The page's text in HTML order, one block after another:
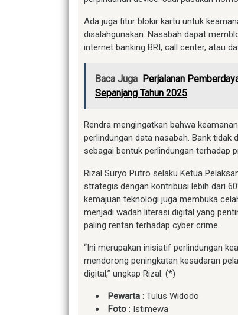
Ada juga fitur blokir kartu untuk
disalahgunakan. Nasabah dapat
internet banking BRI, call center, atau
Baca Juga Perjalanan
Sepanjang Tahun 2025
Rendra mengingatkan bahwa
perlindungan data nasabah. Bank tidak
sebagai bentuk perlindungan terhadap
Rizal Suryo Putro selaku Ketua
strategis dengan kontribusi lebih dari
kemajuan teknologi juga membuka
menjadi wadah literasi digital yang
paling rentan terhadap cyber crime.
“Ini merupakan inisiatif perlindungan
mendorong peningkatan kesadaran
digital,” ungkap Rizal. (*)
Pewarta : Tulus Widodo
Foto : Istimewa